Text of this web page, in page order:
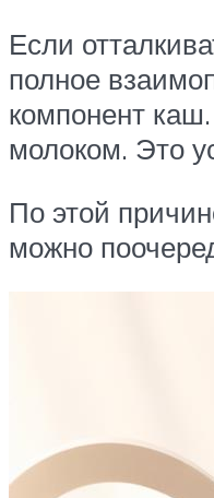
Если
полное
компонент
молоком. Это
По этой
можно